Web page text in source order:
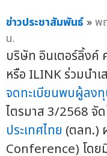
ข่าวประชาสัมพันธ์ »พ
น.
บริษัท อินเตอร์ลิ้งค์
หรือ ILINK ร่วมนำ
จดทะเบียนพบผู้ลง
ไตรมาส 3/2568 จั
ประเทศไทย (ตลท.)
Conference) โดย